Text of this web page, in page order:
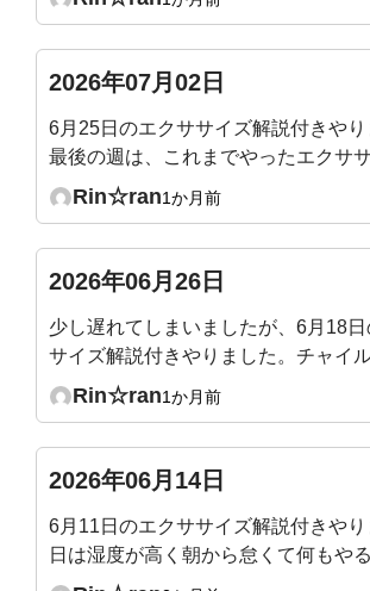
2026年07月02日
6月25日のエクササイズ解説付きやり
最後の週は、これまでやったエクサ
総まとめなので、やりやすくて1時間
Rin☆ran1か月前
2026年06月26日
少し遅れてしまいましたが、6月18
サイズ解説付きやりました。チャイ
で骨盤だけ後傾するのが意外と難しか
Rin☆ran1か月前
2026年06月14日
6月11日のエクササイズ解説付きや
日は湿度が高く朝から怠くて何もや
かったのですが、ライブ1時間をやっ